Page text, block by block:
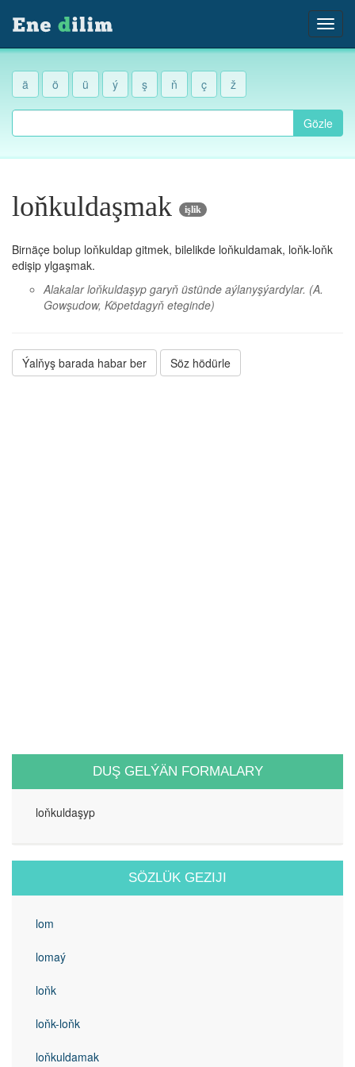
ä ö ü ý ş ň ç ž
Gözle
loňkuldaşmak işlik
Birnäçe bolup loňkuldap gitmek, bilelikde loňkuldamak, loňk-loňk
edişip ylgaşmak.
Alakalar loňkuldaşyp garyň üstünde aýlanyşýardylar. (A.
Gowşudow, Köpetdagyň eteginde)
Ýalňyş barada habar ber Söz hödürle
DUŞ GELÝÄN FORMALARY
loňkuldaşyp
SÖZLÜK GEZIJI
lom
lomaý
loňk
loňk-loňk
loňkuldamak